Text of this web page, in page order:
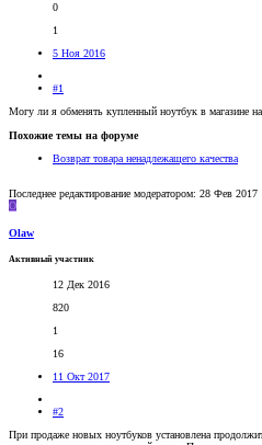
0
1
5 Ноя 2016
#1
Могу ли я обменять купленный ноутбук в магазине
Похожие темы на форуме
Возврат товара ненадлежащего качества
Последнее редактирование модератором: 28 Фев 2017
O
Olaw
Активный участник
12 Дек 2016
820
1
16
11 Окт 2017
#2
При продаже новых ноутбуков установлена